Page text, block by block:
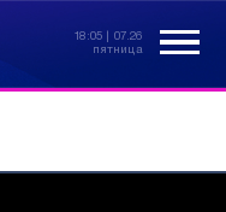
18:05 | 07.26
пятница